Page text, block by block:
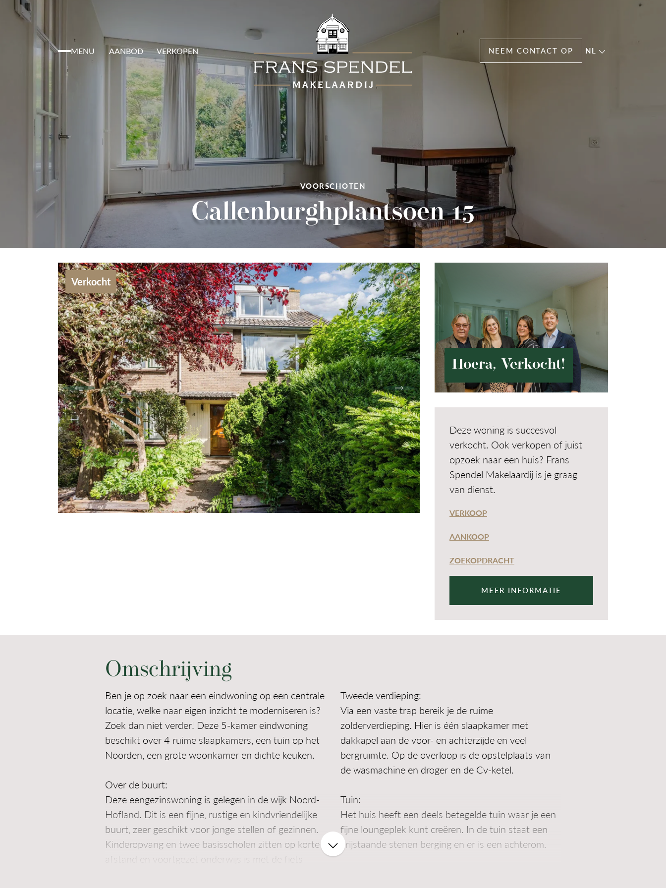
MENU AANBOD VERKOPEN NEEM CONTACT OP NL
VOORSCHOTEN
Callenburghplantsoen 15
Verkocht
Hoera, Verkocht!
Deze woning is succesvol
verkocht. Ook verkopen of juist
opzoek naar een huis? Frans
Spendel Makelaardij is je graag
van dienst.
VERKOOP
AANKOOP
ZOEKOPDRACHT
MEER INFORMATIE
Omschrijving
Ben je op zoek naar een eindwoning op een centrale
locatie, welke naar eigen inzicht te moderniseren is?
Zoek dan niet verder! Deze 5-kamer eindwoning
beschikt over 4 ruime slaapkamers, een tuin op het
Noorden, een grote woonkamer en dichte keuken.
Over de buurt:
Deze eengezinswoning is gelegen in de wijk Noord-
Hofland. Dit is een fijne, rustige en kindvriendelijke
buurt, zeer geschikt voor jonge stellen of gezinnen.
Kinderopvang en twee basisscholen zitten op korte
afstand en voortgezet onderwijs is met de fiets
Tweede verdieping:
Via een vaste trap bereik je de ruime
zolderverdieping. Hier is één slaapkamer met
dakkapel aan de voor- en achterzijde en veel
bergruimte. Op de overloop is de opstelplaats van
de wasmachine en droger en de Cv-ketel.
Tuin:
Het huis heeft een deels betegelde tuin waar je een
fijne loungeplek kunt creëren. In de tuin staat een
vrijstaande stenen berging en er is een achterom.
{literal}